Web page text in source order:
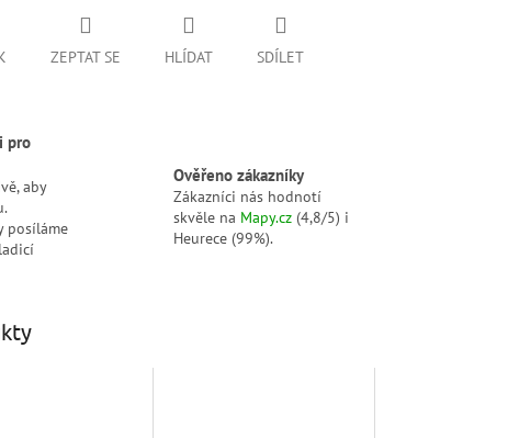
ZEPTAT SE HLÍDAT SDÍLET
pro
aby
posíláme
Ověřeno zákazníky
Zákazníci nás hodnotí
skvěle na Mapy.cz (4,8/5) i
Heurece (99%).